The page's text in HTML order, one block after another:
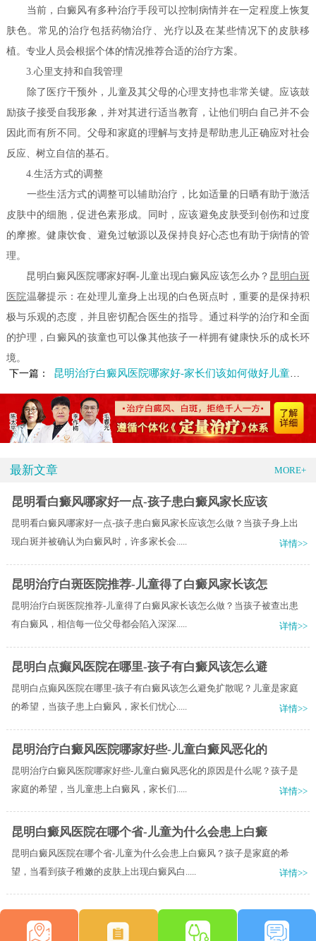
当前，白癜风有多种治疗手段可以控制病情并在一定程度上恢复
肤色。常见的治疗包括药物治疗、光疗以及在某些情况下的皮肤移
植。专业人员会根据个体的情况推荐合适的治疗方案。
3.心里支持和自我管理
除了医疗干预外，儿童及其父母的心理支持也非常关键。应该鼓
励孩子接受自我形象，并对其进行适当教育，让他们明白自己并不会
因此而有所不同。父母和家庭的理解与支持是帮助患儿正确应对社会
反应、树立自信的基石。
4.生活方式的调整
一些生活方式的调整可以辅助治疗，比如适量的日晒有助于激活
皮肤中的细胞，促进色素形成。同时，应该避免皮肤受到创伤和过度
的摩擦。健康饮食、避免过敏源以及保持良好心态也有助于病情的管
理。
昆明白癜风医院哪家好啊-儿童出现白癜风应该怎么办？ 昆明白斑
医院温馨提示：在处理儿童身上出现的白色斑点时，重要的是保持积
极与乐观的态度，并且密切配合医生的指导。通过科学的治疗和全面
的护理，白癜风的孩童也可以像其他孩子一样拥有健康快乐的成长环
境。
下一篇：
昆明治疗白癜风医院哪家好-家长们该如何做好儿童白癜风的护理
最新文章 MORE+
昆明看白癜风哪家好一点-孩子患白癜风家长应该
昆明看白癜风哪家好一点-孩子患白癜风家长应该怎么做？当孩子身上出
现白斑并被确认为白癜风时，许多家长会.....
详情>>
昆明治疗白斑医院推荐-儿童得了白癜风家长该怎
昆明治疗白斑医院推荐-儿童得了白癜风家长该怎么做？当孩子被查出患
有白癜风，相信每一位父母都会陷入深深.....
详情>>
昆明白点癫风医院在哪里-孩子有白癜风该怎么避
昆明白点癫风医院在哪里-孩子有白癜风该怎么避免扩散呢？儿童是家庭
的希望，当孩子患上白癜风，家长们忧心.....
详情>>
昆明治疗白癜风医院哪家好些-儿童白癜风恶化的
昆明治疗白癜风医院哪家好些-儿童白癜风恶化的原因是什么呢？孩子是
家庭的希望，当儿童患上白癜风，家长们.....
详情>>
昆明白癜风医院在哪个省-儿童为什么会患上白癜
昆明白癜风医院在哪个省-儿童为什么会患上白癜风？孩子是家庭的希
望，当看到孩子稚嫩的皮肤上出现白癜风白.....
详情>>